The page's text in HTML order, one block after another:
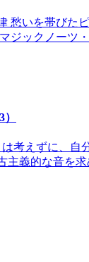
愁いを帯びた
ジックノーツ
考えずに、
主義的な音を